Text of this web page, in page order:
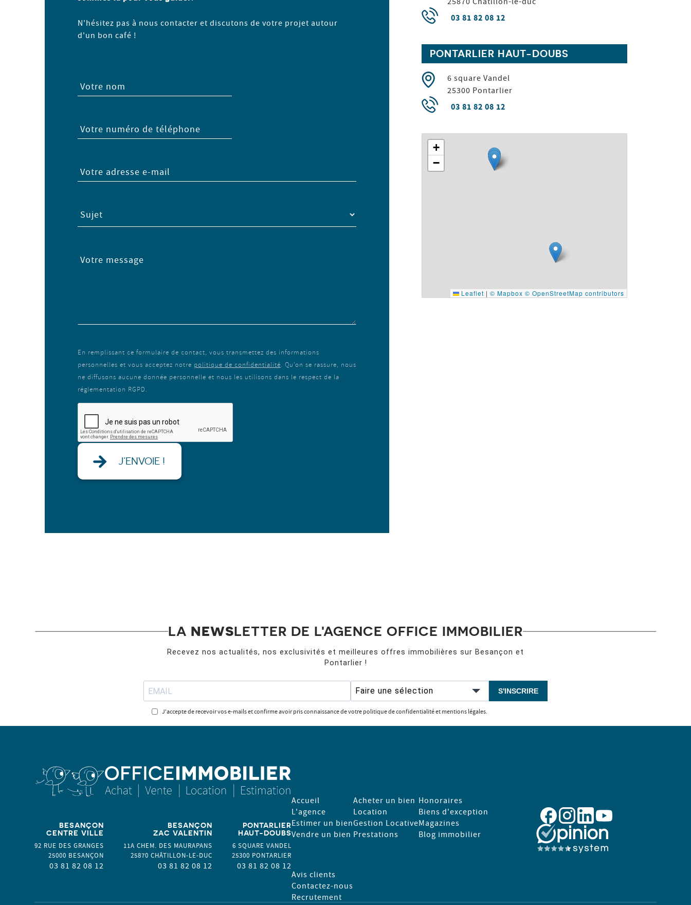
N'hésitez pas à nous contacter et discutons de votre projet autour
d'un bon café !
Votre nom
Votre numéro de téléphone
Votre adresse e-mail
Sujet
Votre message
En remplissant ce formulaire de contact, vous transmettez des informations
personnelles et vous acceptez notre politique de confidentialité. Qu’on se rassure, nous
ne diffusons aucune donnée personnelle et nous les utilisons dans le respect de la
réglementation RGPD.
03 81 82 08 12
PONTARLIER HAUT-DOUBS
6 square Vandel
25300 Pontarlier
03 81 82 08 12
+
−
Leaflet | © Mapbox © OpenStreetMap contributors
LA NEWSLETTER DE L'AGENCE OFFICE IMMOBILIER
Recevez nos actualités, nos exclusivités et meilleures offres immobilières sur Besançon et
Pontarlier !
Faire une sélection
J'accepte de recevoir vos e-mails et confirme avoir pris connaissance de votre politique de confidentialité et mentions légales.
S'INSCRIRE
BESANÇON
CENTRE VILLE
92 RUE DES GRANGES
25000 BESANÇON
03 81 82 08 12
BESANÇON
ZAC VALENTIN
11A CHEM. DES MAURAPANS
25870 CHÂTILLON-LE-DUC
03 81 82 08 12
PONTARLIER
HAUT-DOUBS
6 SQUARE VANDEL
25300 PONTARLIER
03 81 82 08 12
Accueil
L'agence
Estimer un bien
Vendre un bien
Acheter un bien
Location
Gestion Locative
Prestations
Honoraires
Biens d'exception
Magazines
Blog immobilier
Avis clients
Contactez-nous
Recrutement